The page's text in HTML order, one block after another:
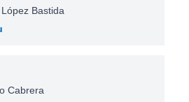
Bastida
Cabrera